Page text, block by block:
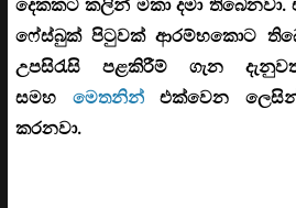
ෆේස්බුක් පිටුවක් ආරම්භකොට
උපසිරැසි පළකිරීම් ගැන
සමහ මෙතනින්එක්වෙන ලෙසින්
කරනවා.